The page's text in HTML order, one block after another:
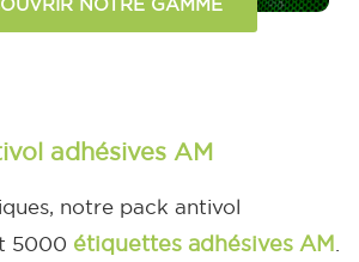
adhésives AM
notre pack antivol
5000 étiquettes adhésives AM